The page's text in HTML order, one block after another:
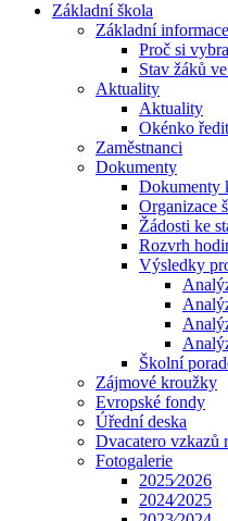
Základní škola
Základní informace
Proč si
Stav žáků
Aktuality
Aktuality
Okénko
Zaměstnanci
Dokumenty
Dokumenty
Organizace
Žádosti ke
Rozvrh
Výsledky
Školní
Zájmové kroužky
Evropské fondy
Úřední deska
Dvacatero vzkazů
Fotogalerie
2025⁄2026
2024⁄2025